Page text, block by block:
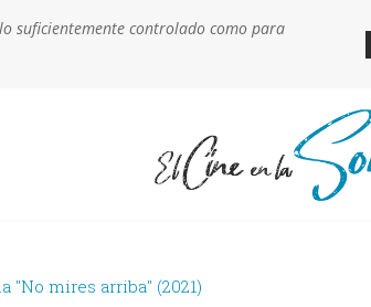
suficientemente controlado como para
"No mires arriba" (2021)